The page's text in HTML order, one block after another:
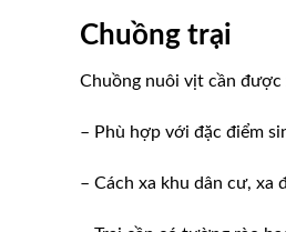
Chuồng trại
Chuồng nuôi vịt cần được
– Phù hợp với đặc điểm
– Cách xa khu dân cư, xa